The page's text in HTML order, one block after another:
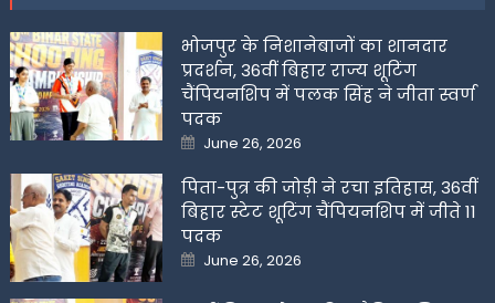
भोजपुर के निशानेबाजों का शानदार
प्रदर्शन, 36वीं बिहार राज्य शूटिंग
चैंपियनशिप में पलक सिंह ने जीता स्वर्ण
पदक
Posted
on
June 26, 2026
पिता-पुत्र की जोड़ी ने रचा इतिहास, 36वीं
बिहार स्टेट शूटिंग चैंपियनशिप में जीते 11
पदक
Posted
on
June 26, 2026